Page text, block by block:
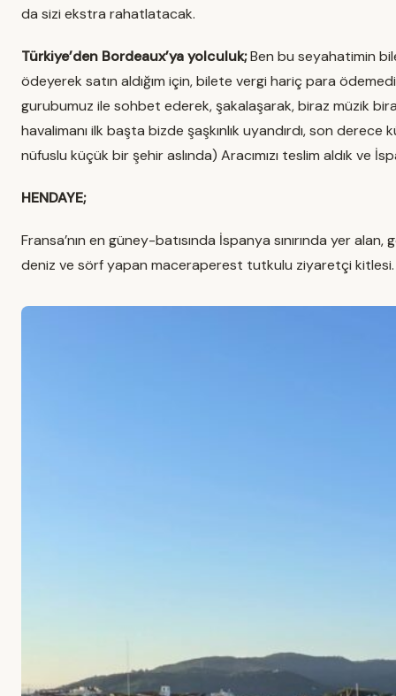
da sizi ekstra rahatlatacak.
Türkiye’den Bordeaux’ya yolculuk;Ben bu seyahatimin
ödeyerek satın aldığım için, bilete vergi hariç para
gurubumuz ile sohbet ederek, şakalaşarak, biraz müzik
havalimanı ilk başta bizde şaşkınlık uyandırdı, son
nüfuslu küçük bir şehir aslında) Aracımızı teslim aldık ve
HENDAYE;
Fransa’nın en güney-batısında İspanya sınırında yer
deniz ve sörf yapan maceraperest tutkulu ziyaretçi kitlesi.